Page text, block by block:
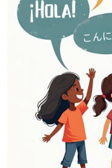
Vilken är den
polska?
Hur lång tid tar det
Är inte polska för
Mitt barns polska
ändelser. Är det
Ska jag rätta mitt
Mitt barn blandar
mening. Ska jag